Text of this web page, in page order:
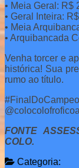
• Meia Geral: R$
• Geral Inteira:
• Meia
• Arquibancada
Venha torcer e
histórica! Sua
rumo ao título.
@colocolofroficoal
FONTE
COLO.
Categoria: